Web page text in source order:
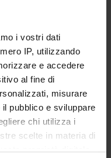
i vostri dati
IP, utilizzando
e accedere
al fine di
misurare
pubblico e sviluppare
chi utilizza i
scelte in materia di
proprietà digitale